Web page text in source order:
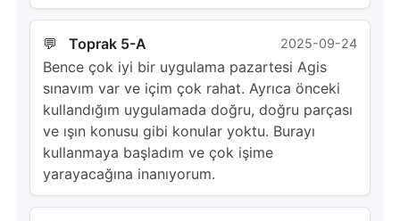
Toprak 5-A 2025-09-24
Bence çok iyi bir uygulama pazartesi Agis
sınavım var ve içim çok rahat. Ayrıca önceki
kullandığım uygulamada doğru, doğru parçası
ve ışın konusu gibi konular yoktu. Burayı
kullanmaya başladım ve çok işime
yarayacağına inanıyorum.